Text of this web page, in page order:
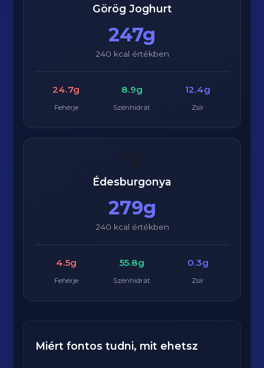
Görög Joghurt
247g
240 kcal értékben
24.7g
Fehérje
8.9g
Szénhidrát
12.4g
Zsír
Édesburgonya
279g
240 kcal értékben
4.5g
Fehérje
55.8g
Szénhidrát
0.3g
Zsír
Miért fontos tudni, mit ehetsz